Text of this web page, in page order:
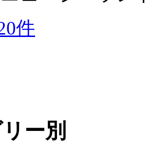
件
ー別